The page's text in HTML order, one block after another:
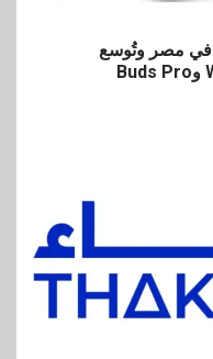
vivo تُطلق رسميًا سلسلة X300 في مصر وتُوسع